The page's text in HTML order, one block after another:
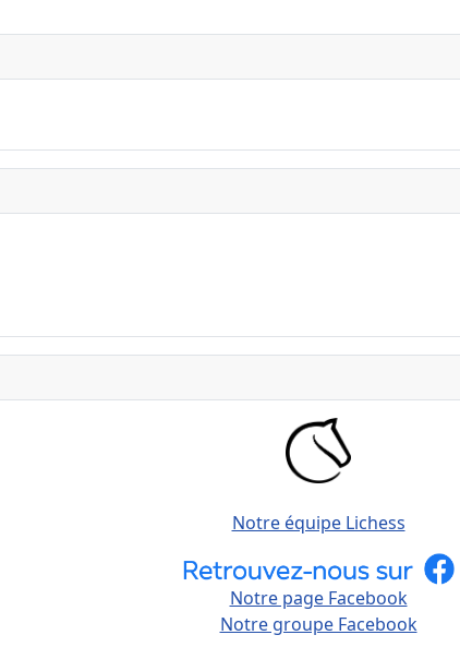
Notre équipe Lichess
Notre page Facebook
Notre groupe Facebook